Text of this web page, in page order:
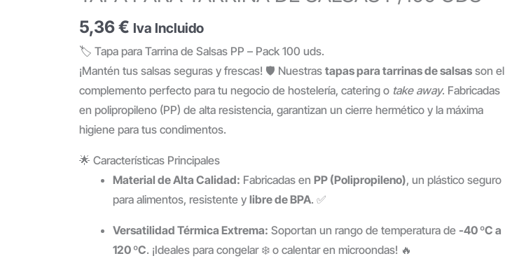
5,36€ Iva Incluido
🏷️ Tapa para Tarrina de Salsas PP – Pack 100 uds.
¡Mantén tus salsas seguras y frescas! 🛡️ Nuestras tapas para tarrinas de salsasson el
complemento perfecto para tu negocio de hostelería, catering o take away. Fabricadas
en polipropileno (PP) de alta resistencia, garantizan un cierre hermético y la máxima
higiene para tus condimentos.
🌟 Características Principales
Material de Alta Calidad: Fabricadas en PP (Polipropileno), un plástico seguro
para alimentos, resistente y libre de BPA. ✅
Versatilidad Térmica Extrema: Soportan un rango de temperatura de -40 ºC a
120 ºC. ¡Ideales para congelar ❄️ o calentar en microondas! 🔥